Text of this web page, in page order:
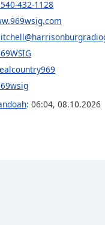
432-1128
: 06:04, 08.10.2026